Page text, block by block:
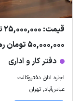
قیمت: 25,000,000 تومان اجاره
50,000,000 تومان رهن
دفتر کار و اداری
اجاره اتاق دفتروکالت
عباس‌آباد, تهران